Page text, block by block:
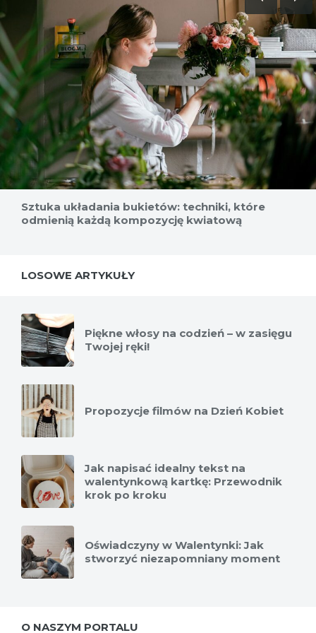
Sztuka układania bukietów: techniki, które
odmienią każdą kompozycję kwiatową
LOSOWE ARTYKUŁY
Piękne włosy na codzień – w zasięgu
Twojej ręki!
Propozycje filmów na Dzień Kobiet
Jak napisać idealny tekst na
walentynkową kartkę: Przewodnik
krok po kroku
Oświadczyny w Walentynki: Jak
stworzyć niezapomniany moment
O NASZYM PORTALU